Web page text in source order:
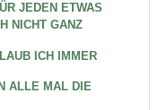
JEDEN ETWAS
NICHT GANZ
ICH IMMER
ALLE MAL DIE